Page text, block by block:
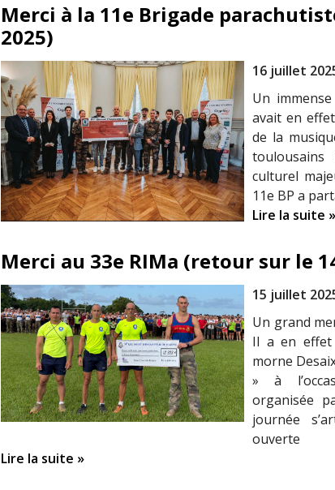
Merci à la 11e Brigade
2025)
16 juillet
Un
avait en
de la
culturel
11e BP a
Lire la suite »
Merci au 33e RIMa (retour sur le
15 juillet
Un grand
Il a en effet
morne
» à
organisée
journée
ouverte
Lire la suite »